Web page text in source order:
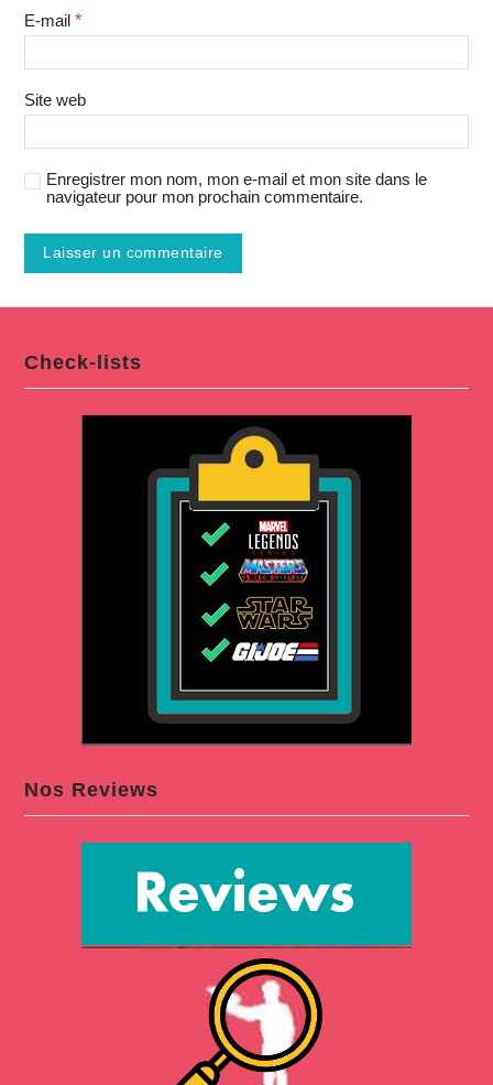
E-mail *
Site web
Enregistrer mon nom, mon e-mail et mon site dans le
navigateur pour mon prochain commentaire.
Check-lists
Nos Reviews